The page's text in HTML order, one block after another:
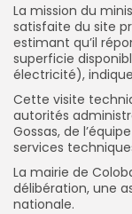
La mission du
satisfaite du site
estimant qu’il
superficie
électricité),
Cette visite
autorités
Gossas, de
services
La mairie de
délibération, une
nationale.